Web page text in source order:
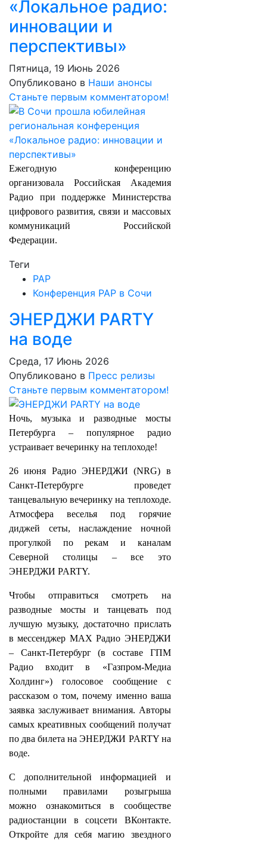
«Локальное радио:
инновации и
перспективы»
Пятница, 19 Июнь 2026
Опубликовано в Наши анонсы
Станьте первым комментатором!
Ежегодную конференцию
организовала Российская Академия
Радио при поддержке Министерства
цифрового развития, связи и массовых
коммуникаций Российской
Федерации.
Теги
РАР
Конференция РАР в Сочи
ЭНЕРДЖИ PARTY
на воде
Среда, 17 Июнь 2026
Опубликовано в Пресс релизы
Станьте первым комментатором!
Ночь, музыка и разводные мосты
Петербурга – популярное радио
устраивает вечеринку на теплоходе!
26 июня Радио ЭНЕРДЖИ (NRG) в
Санкт-Петербурге проведет
танцевальную вечеринку на теплоходе.
Атмосфера веселья под горячие
диджей сеты, наслаждение ночной
прогулкой по рекам и каналам
Северной столицы – все это
ЭНЕРДЖИ PARTY.
Чтобы отправиться смотреть на
разводные мосты и танцевать под
лучшую музыку, достаточно прислать
в мессенджер МАХ Радио ЭНЕРДЖИ
– Санкт-Петербург (в составе ГПМ
Радио входит в «Газпром‑Медиа
Холдинг») голосовое сообщение с
рассказом о том, почему именно ваша
заявка заслуживает внимания. Авторы
самых креативных сообщений получат
по два билета на ЭНЕРДЖИ PARTY на
воде.
С дополнительной информацией и
полными правилами розыгрыша
можно ознакомиться в сообществе
радиостанции в соцсети ВКонтакте.
Откройте для себя магию звездного